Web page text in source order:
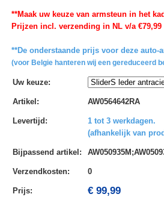
**Maak uw keuze van armsteun in het
Prijzen incl. verzending in NL v/a
**De onderstaande prijs voor deze
(voor Belgie hanteren wij een gereduceerd
Uw keuze:
Artikel: AW0564642RA
Levertijd:
1 tot 3 werkdagen.
(afhankelijk van
Bijpassend artikel:
Verzendkosten: 0
Prijs: € 99,99